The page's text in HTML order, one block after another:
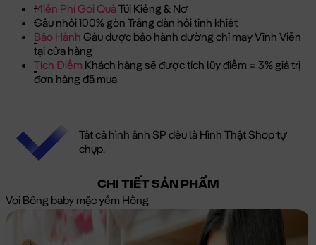
Miễn Phí Gói QuàTúi Kiếng & Nơ
Gấu nhồi 100% gòn Trắng đàn hồi tinh khiết
Bảo Hành Gấu được bảo hành đường chỉ may Vĩnh Viễn
tại cửa hàng
Tích Điểm Khách hàng sẽ được tích lũy điểm = 3% giá trị
đơn hàng đã mua
Tất cả hình ảnh SP đều là Hình Thật Shop tự
chụp.
CHI TIẾT SẢN PHẨM
Voi Bông baby mặc yếm Hồng